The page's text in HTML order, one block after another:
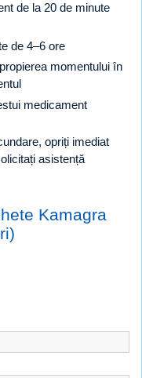
de la 20 de minute
de 4–6 ore
momentului în
medicament
opriți imediat
asistență
Kamagra